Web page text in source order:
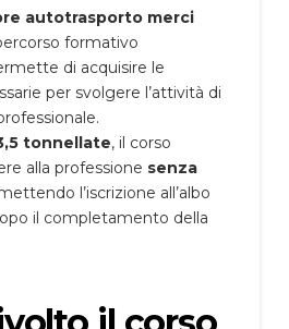
autotrasporto merci
formativo
di acquisire le
per svolgere l’attività di
tonnellate, il corso
alla professione senza
l’iscrizione all’albo
il completamento della